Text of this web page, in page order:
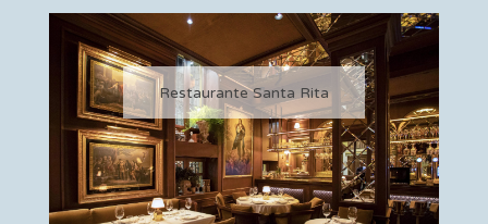
Restaurante Santa Rita